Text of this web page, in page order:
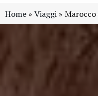
Home » Viaggi »